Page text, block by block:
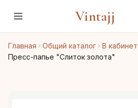
Vintajj
Главная Общий каталог В кабинет
Пресс-папье "Слиток золота"